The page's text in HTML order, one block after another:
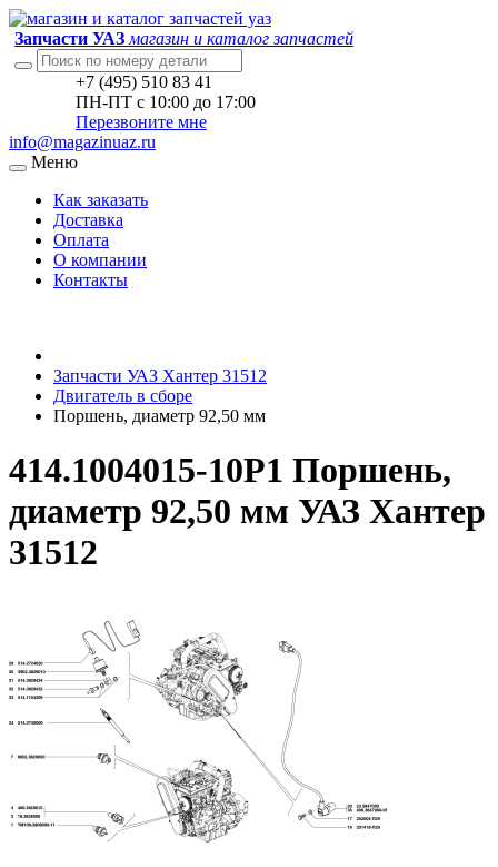
Запчасти УАЗ магазин и каталог запчастей
+7 (495) 510 83 41
ПН-ПТ с 10:00 до 17:00
Перезвоните мне
info@magazinuaz.ru
Меню
Как заказать
Доставка
Оплата
О компании
Контакты
Запчасти УАЗ Хантер 31512
Двигатель в сборе
Поршень, диаметр 92,50 мм
414.1004015-10Р1 Поршень,
диаметр 92,50 мм УАЗ Хантер
31512